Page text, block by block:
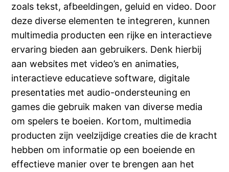
zoals tekst, afbeeldingen, geluid en video. Door
deze diverse elementen te integreren, kunnen
multimedia producten een rijke en interactieve
ervaring bieden aan gebruikers. Denk hierbij
aan websites met video’s en animaties,
interactieve educatieve software, digitale
presentaties met audio-ondersteuning en
games die gebruik maken van diverse media
om spelers te boeien. Kortom, multimedia
producten zijn veelzijdige creaties die de kracht
hebben om informatie op een boeiende en
effectieve manier over te brengen aan het